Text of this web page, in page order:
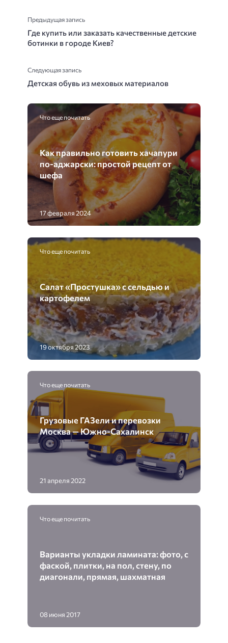
Предыдущая запись
Где купить или заказать качественные детские
ботинки в городе Киев?
Следующая запись
Детская обувь из меховых материалов
Что еще почитать
Как правильно готовить хачапури
по-аджарски: простой рецепт от
шефа
17 февраля 2024
Что еще почитать
Салат «Простушка» с сельдью и
картофелем
19 октября 2023
Что еще почитать
Грузовые ГАЗели и перевозки
Москва — Южно-Сахалинск
21 апреля 2022
Что еще почитать
Варианты укладки ламината: фото, с
фаской, плитки, на пол, стену, по
диагонали, прямая, шахматная
08 июня 2017